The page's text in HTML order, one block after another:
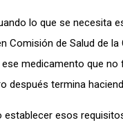
lo que se necesita
Comisión de Salud de
medicamento que
después termina
esos